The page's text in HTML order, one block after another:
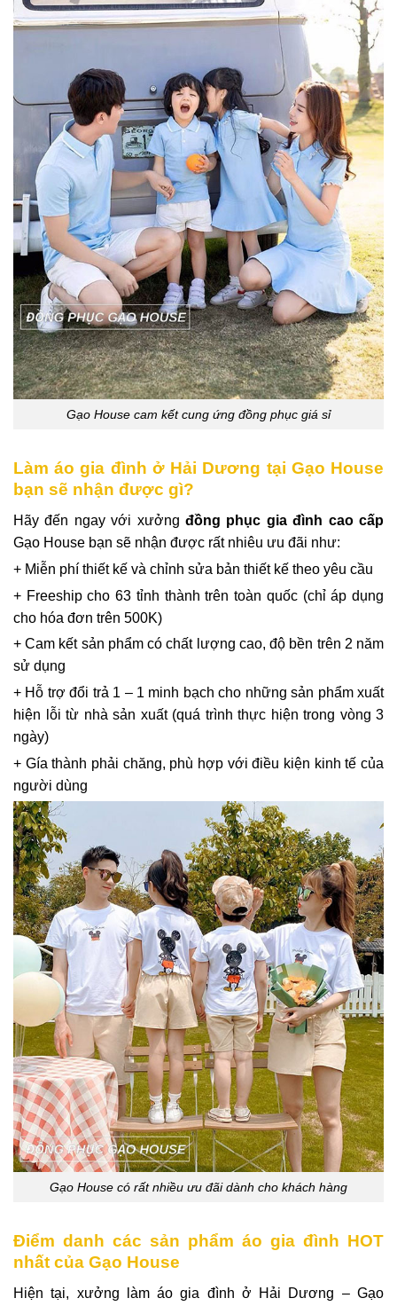
Gạo House cam kết cung ứng đồng phục giá sỉ
Làm áo gia đình ở Hải Dương tại Gạo House
bạn sẽ nhận được gì?
Hãy đến ngay với xưởng đồng phục gia đình cao cấp
Gạo House bạn sẽ nhận được rất nhiêu ưu đãi như:
+ Miễn phí thiết kế và chỉnh sửa bản thiết kế theo yêu cầu
+ Freeship cho 63 tỉnh thành trên toàn quốc (chỉ áp dụng
cho hóa đơn trên 500K)
+ Cam kết sản phẩm có chất lượng cao, độ bền trên 2 năm
sử dụng
+ Hỗ trợ đổi trả 1 – 1 minh bạch cho những sản phẩm xuất
hiện lỗi từ nhà sản xuất (quá trình thực hiện trong vòng 3
ngày)
+ Gía thành phải chăng, phù hợp với điều kiện kinh tế của
người dùng
Gạo House có rất nhiều ưu đãi dành cho khách hàng
Điểm danh các sản phẩm áo gia đình HOT
nhất của Gạo House
Hiện tại, xưởng làm áo gia đình ở Hải Dương – Gạo